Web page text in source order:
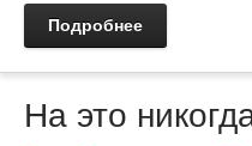
Подробнее
На это